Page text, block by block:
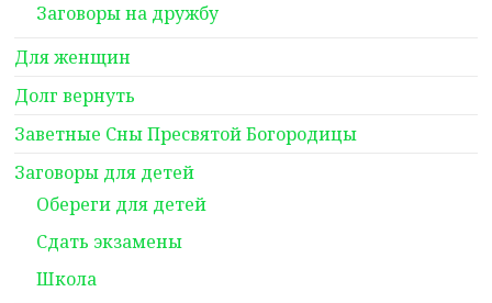
Заговоры на дружбу
Для женщин
Долг вернуть
Заветные Сны Пресвятой Богородицы
Заговоры для детей
Обереги для детей
Сдать экзамены
Школа